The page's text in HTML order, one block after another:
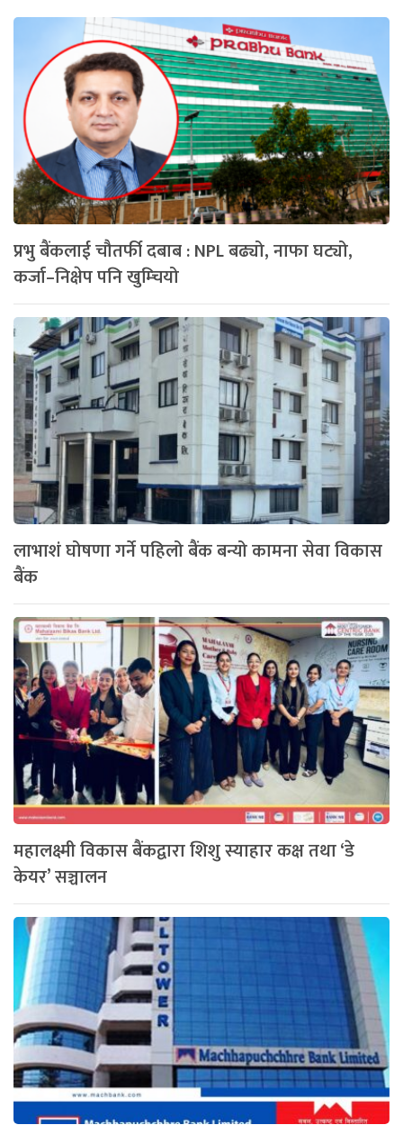
प्रभु बैंकलाई चौतर्फी दबाब : NPL बढ्यो, नाफा घट्यो,
कर्जा–निक्षेप पनि खुम्चियो
लाभाशं घोषणा गर्ने पहिलो बैंक बन्यो कामना सेवा विकास
बैंक
महालक्ष्मी विकास बैंकद्वारा शिशु स्याहार कक्ष तथा ‘डे
केयर’ सञ्चालन